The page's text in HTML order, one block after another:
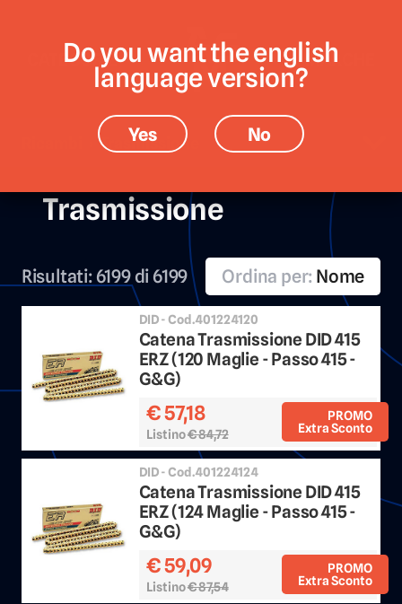
CATEGORIE MARCHE
Ricambi › Trasmissione
Trasmissione
Ordina per: Nome
Risultati: 6199 di 6199
DID - Cod.401224120
Catena Trasmissione DID 415
ERZ (120 Maglie - Passo 415 -
G&G)
PROMO
Extra Sconto
€ 57,18
Listino€ 84,72 Sconto 25%
DID - Cod.401224124
Catena Trasmissione DID 415
ERZ (124 Maglie - Passo 415 -
G&G)
PROMO
Extra Sconto
€ 59,09
Listino€ 87,54 Sconto 25%
Do you want the english
language version?
Yes No